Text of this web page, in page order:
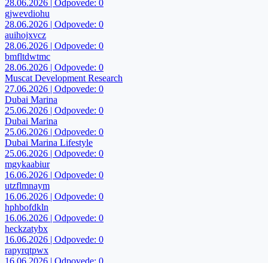
28.06.2026 | Odpovede: 0
gjwevdiohu
28.06.2026 | Odpovede: 0
auihojxvcz
28.06.2026 | Odpovede: 0
bmfltdwtmc
28.06.2026 | Odpovede: 0
Muscat Development Research
27.06.2026 | Odpovede: 0
Dubai Marina
25.06.2026 | Odpovede: 0
Dubai Marina
25.06.2026 | Odpovede: 0
Dubai Marina Lifestyle
25.06.2026 | Odpovede: 0
mgykaabiur
16.06.2026 | Odpovede: 0
utzflmnaym
16.06.2026 | Odpovede: 0
hphbofdkln
16.06.2026 | Odpovede: 0
heckzatybx
16.06.2026 | Odpovede: 0
rapyrqtpwx